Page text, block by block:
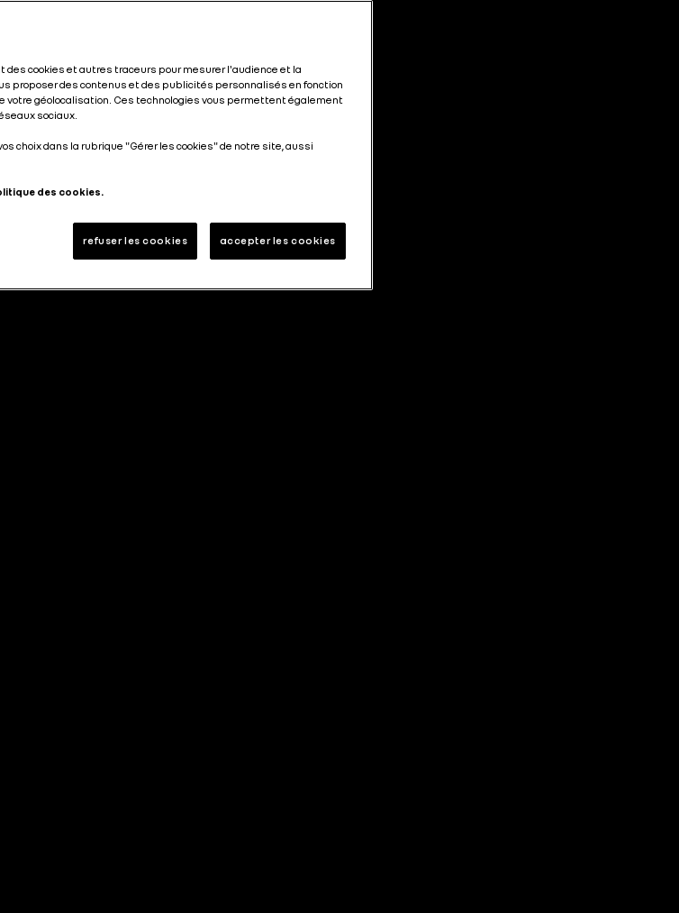
des cookies et autres traceurs pour mesurer l'audience et la
proposer des contenus et des publicités personnalisés en fonction
votre géolocalisation. Ces technologies vous permettent également
sociaux.
choix dans la rubrique "Gérer les cookies" de notre site, aussi
des cookies.
refuser les cookies accepter les cookies